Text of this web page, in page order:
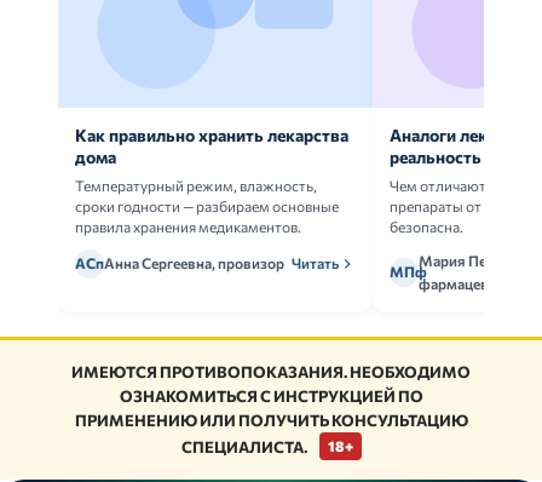
Как правильно хранить лекарства
дома
Температурный режим, влажность,
сроки годности — разбираем основные
правила хранения медикаментов.
АСпАнна Сергеевна, провизор Читать
Аналоги
реальность
Чем отличаются
препараты от
безопасна.
МПф
Мария Петрова,
фармацевт
ИМЕЮТСЯ ПРОТИВОПОКАЗАНИЯ. НЕОБХОДИМО
ОЗНАКОМИТЬСЯ С ИНСТРУКЦИЕЙ ПО
ПРИМЕНЕНИЮ ИЛИ ПОЛУЧИТЬ КОНСУЛЬТАЦИЮ
СПЕЦИАЛИСТА.
18+